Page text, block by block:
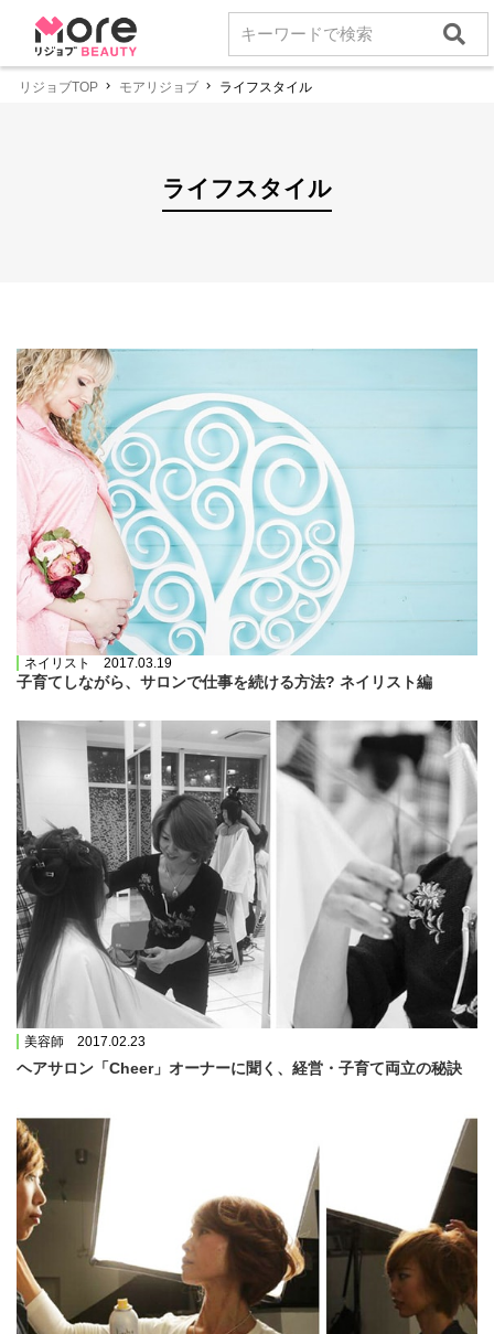
リジョブTOP モアリジョブ ライフスタイル
ライフスタイル
ネイリスト 2017.03.19
子育てしながら、サロンで仕事を続ける方法? ネイリスト編
美容師 2017.02.23
ヘアサロン「Cheer」オーナーに聞く、経営・子育て両立の秘訣